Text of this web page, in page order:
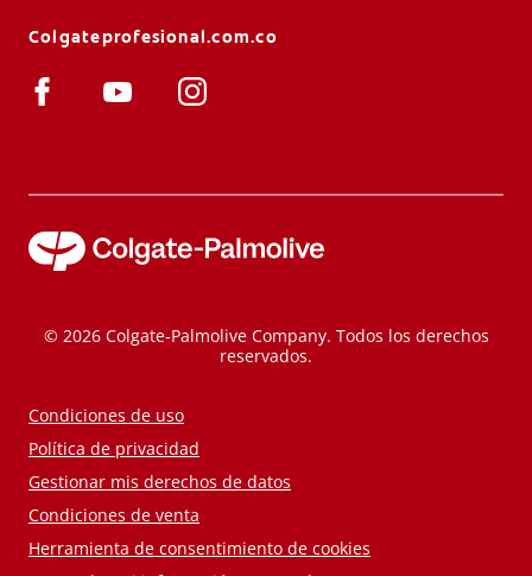
Colgateprofesional.com.co
© 2026 Colgate-Palmolive Company. Todos los derechos
reservados.
Condiciones de uso
Política de privacidad
Gestionar mis derechos de datos
Condiciones de venta
Herramienta de consentimiento de cookies